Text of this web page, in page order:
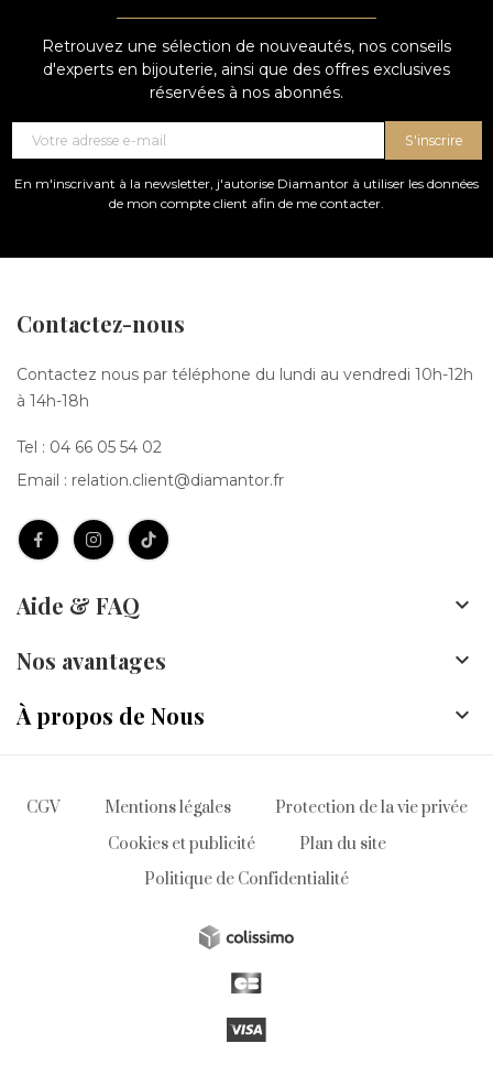
bijoux en diamant de synthèse Clarissima
Le poids (carat)
La couleur (color)
La taille (cut)
Retrouvez une sélection de nouveautés, nos conseils
d'experts en bijouterie, ainsi que des offres exclusives
réservées à nos abonnés.
S'inscrire
En m'inscrivant à la newsletter, j'autorise Diamantor à utiliser les données
de mon compte client afin de me contacter.
Contactez-nous
Contactez nous par téléphone du lundi au vendredi 10h-12h
à 14h-18h
Tel : 04 66 05 54 02
Email : relation.client@diamantor.fr
Aide & FAQ 
Nos avantages 
À propos de Nous 
CGV Mentions légales
Protection de la vie privée
Cookies et publicité
Plan du site
Politique de Confidentialité